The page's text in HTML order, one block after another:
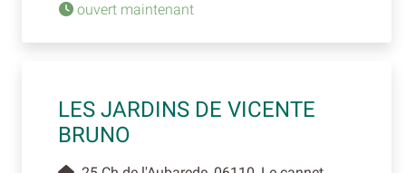
ouvert maintenant
LES JARDINS DE VICENTE
BRUNO